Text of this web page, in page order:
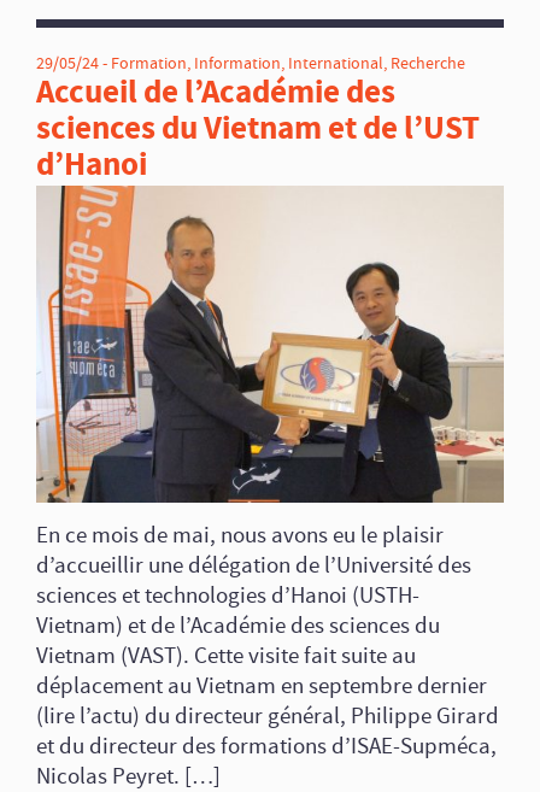
29/05/24 - Formation, Information, International, Recherche
Accueil de l’Académie des
sciences du Vietnam et de l’UST
d’Hanoi
En ce mois de mai, nous avons eu le plaisir
d’accueillir une délégation de l’Université des
sciences et technologies d’Hanoi (USTH-
Vietnam) et de l’Académie des sciences du
Vietnam (VAST). Cette visite fait suite au
déplacement au Vietnam en septembre dernier
(lire l’actu) du directeur général, Philippe Girard
et du directeur des formations d’ISAE-Supméca,
Nicolas Peyret. […]